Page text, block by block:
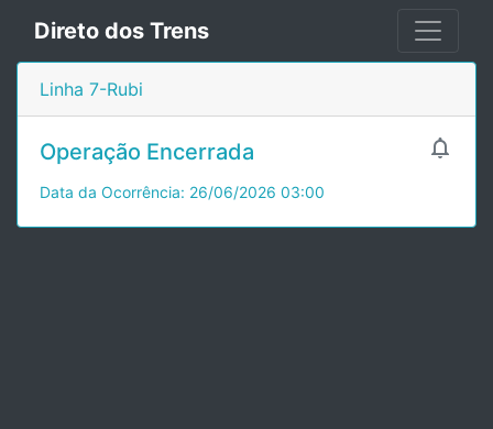
Direto dos Trens
Linha 7-Rubi

Operação Encerrada
Data da Ocorrência: 26/06/2026 03:00